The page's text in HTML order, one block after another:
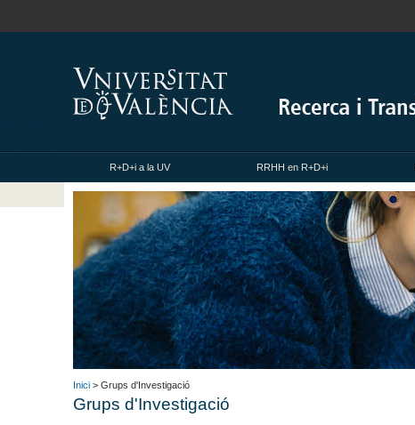
R+D+i a la UV RRHH en R+D+i
Inici > Grups d'Investigació
Grups d'Investigació